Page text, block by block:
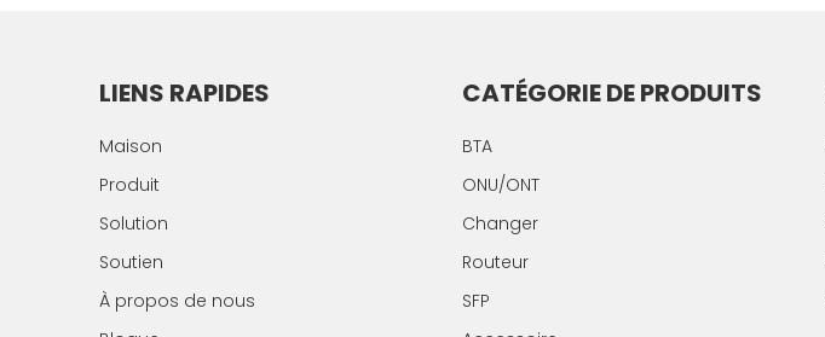
LIENS RAPIDES
Maison
Produit
Solution
Soutien
À propos de nous
CATÉGORIE DE PRODUITS
BTA
ONU/ONT
Changer
Routeur
SFP